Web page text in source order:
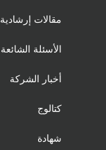
مقالات إرشادية
الأسئلة الشائعة
أخبار الشركة
كتالوج
شهادة